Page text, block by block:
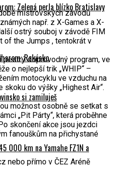
Zelená perla blízko Bratislavy
Rakúsko
si zamiluješ
000 km na Yamahe FZ1N a
mistrovských závodů
např. z X-Games a X-
ostrý souboj v závodě FIM
of the Jumps , tentokrát v
doprovodný program, ve
o nejlepší trik „WHIP“ –
motocyklu ve vzduchu na
skoku do výšky „Highest Air“.
možnost osobně se setkat s
„Pit Párty“, která proběhne
skončení akce jsou jezdci
fanouškům na přichystané
nebo přímo v ČEZ Aréně